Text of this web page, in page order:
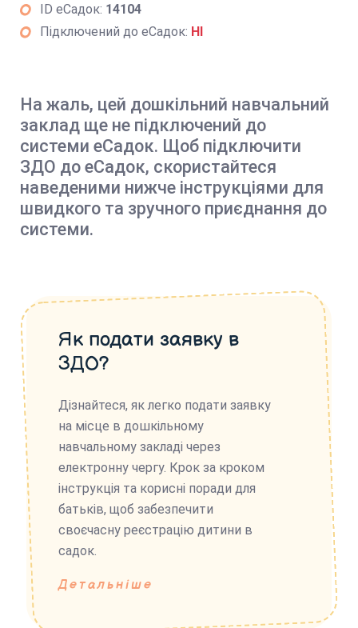
ID еСадок: 14104
Підключений до еСадок: НІ
На жаль, цей дошкільний навчальний
заклад ще не підключений до
системи еСадок. Щоб підключити
ЗДО до еСадок, скористайтеся
наведеними нижче інструкціями для
швидкого та зручного приєднання до
системи.
Як подати заявку в
ЗДО?
Дізнайтеся, як легко подати заявку
на місце в дошкільному
навчальному закладі через
електронну чергу. Крок за кроком
інструкція та корисні поради для
батьків, щоб забезпечити
своєчасну реєстрацію дитини в
садок.
Детальніше